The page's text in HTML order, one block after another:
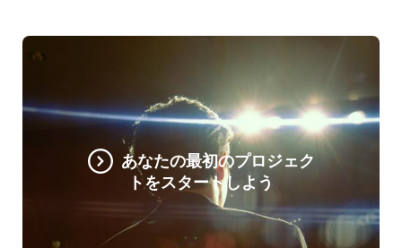
あなたの最初のプロジェク
トをスタートしよう